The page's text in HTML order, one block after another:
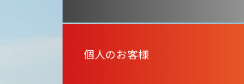
個人のお客様